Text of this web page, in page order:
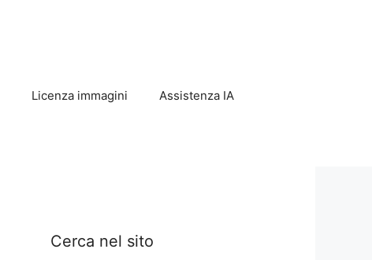
Licenza immagini Assistenza IA
Cerca nel sito